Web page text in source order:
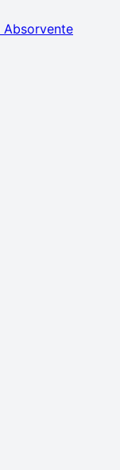
Absorvente